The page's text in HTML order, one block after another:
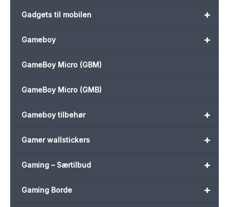
+
Gadgets til mobilen
+
Gameboy
GameBoy Micro (GBM)
GameBoy Micro (GMB)
+
Gameboy tilbehør
+
Gamer wallstickers
+
Gaming – Særtilbud
+
Gaming Borde